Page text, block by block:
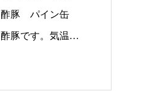
豚 パイン缶
豚です。気温が